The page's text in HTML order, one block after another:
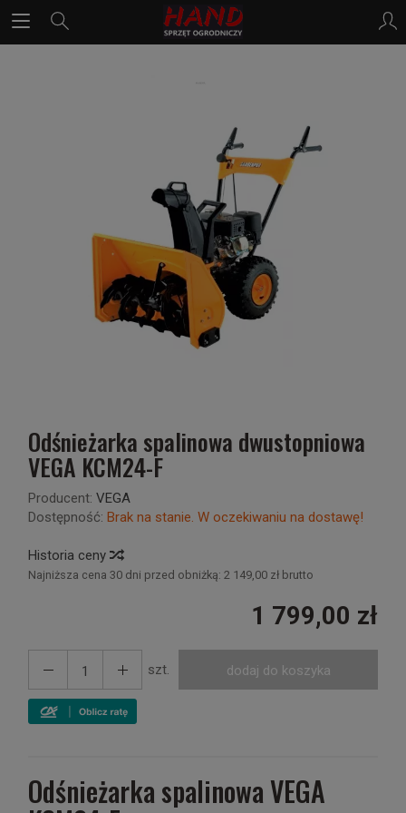
Odśnieżarka spalinowa dwustopniowa
VEGA KCM24-F
Producent: VEGA
Dostępność: Brak na stanie. W oczekiwaniu na dostawę!
Historia ceny
Najniższa cena 30 dni przed obniżką: 2 149,00 zł brutto
1 799,00 zł
szt. dodaj do koszyka
Odśnieżarka spalinowa VEGA